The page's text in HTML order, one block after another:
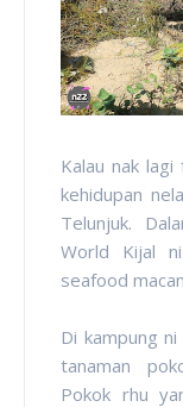
Kalau nak
kehidupan
Telunjuk.
World Kijal
seafood
Di kampung
tanaman
Pokok rhu